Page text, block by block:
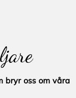
bryr oss om våra